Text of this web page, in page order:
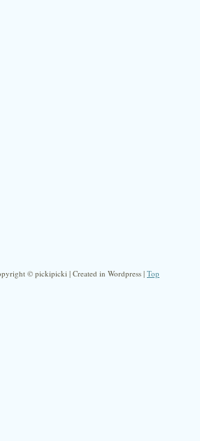
© pickipicki | Created in Wordpress | Top